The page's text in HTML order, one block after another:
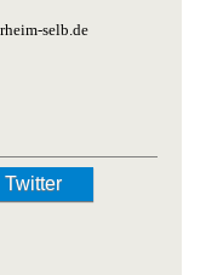
selb.de
Twitter